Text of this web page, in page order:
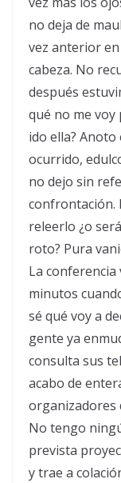
no deja de
vez anterior
cabeza. No
después
qué no me voy
ido ella?
ocurrido,
no dejo sin
confrontación.
releerlo ¿o
roto? Pura
La conferencia
minutos
sé qué voy a
gente ya
consulta sus
acabo de
organizadores
No tengo
prevista
y trae a